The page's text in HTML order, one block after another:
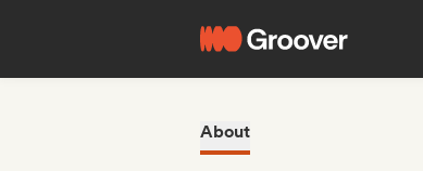
About